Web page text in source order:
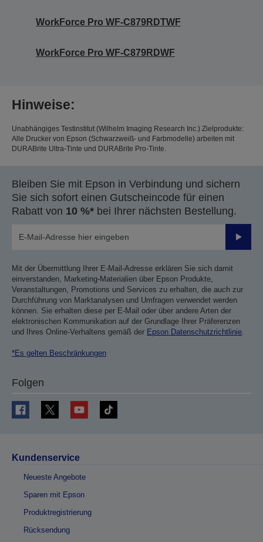
WorkForce Pro WF-C879RDTWF
WorkForce Pro WF-C879RDWF
Hinweise:
Unabhängiges Testinstitut (Wilhelm Imaging Research Inc.) Zielprodukte:
Alle Drucker von Epson (Schwarzweiß- und Farbmodelle) arbeiten mit
DURABrite Ultra-Tinte und DURABrite Pro-Tinte.
Bleiben Sie mit Epson in Verbindung und sichern
Sie sich sofort einen Gutscheincode für einen
Rabatt von 10 %* bei Ihrer nächsten Bestellung.
Mit der Übermittlung Ihrer E-Mail-Adresse erklären Sie sich damit
einverstanden, Marketing-Materialien über Epson Produkte,
Veranstaltungen, Promotions und Services zu erhalten, die auch zur
Durchführung von Marktanalysen und Umfragen verwendet werden
können. Sie erhalten diese per E-Mail oder über andere Arten der
elektronischen Kommunikation auf der Grundlage Ihrer Präferenzen
und Ihres Online-Verhaltens gemäß der Epson Datenschutzrichtlinie
*Es gelten Beschränkungen
Folgen
Kundenservice
Neueste Angebote
Sparen mit Epson
Produktregistrierung
Rücksendung